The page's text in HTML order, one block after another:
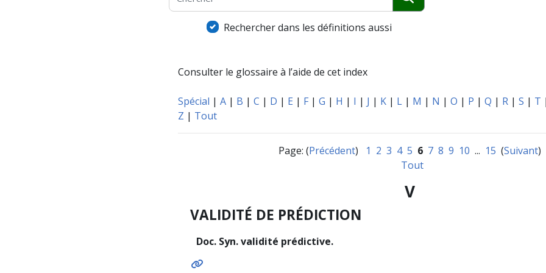
Chercher
Rechercher dans les définitions aussi
Consulter le glossaire à l’aide de cet index
Spécial | A | B | C | D | E | F | G | H | I | J | K | L | M | N | O | P | Q | R | S | T |
Z | Tout
Page: (Précédent) 1 2 3 4 5 6 7 8 9 10 ... 15 (Suivant)
Tout
V
VALIDITÉ DE PRÉDICTION
Doc. Syn. validité prédictive.